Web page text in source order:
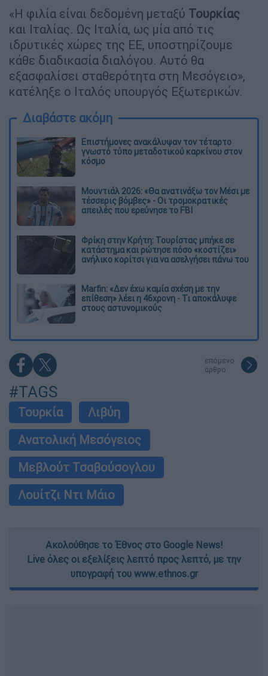
«Η φιλία είναι δεδομένη μεταξύ Τουρκίας
και Ιταλίας. Ως Ιταλία, ως μία από τις
ιδρυτικές χώρες της ΕΕ, υποστηρίζουμε
κάθε διαδικασία διαλόγου. Αυτό θα
εξασφαλίσει σταθερότητα στη Μεσόγειο»,
κατέληξε ο Ιταλός υπουργός Εξωτερικών.
Διαβάστε ακόμη
Επιστήμονες ανακάλυψαν τον τέταρτο
γνωστό τύπο μεταδοτικού καρκίνου στον
κόσμο
Μουντιάλ 2026: «Θα ανατινάξω τον Μέσι με
τέσσερις βόμβες» - Οι τρομοκρατικές
απειλές που ερεύνησε το FBI
Φρίκη στην Κρήτη: Τουρίστας μπήκε σε
κατάστημα και ρώτησε πόσο «κοστίζει»
ανήλικο κορίτσι για να ασελγήσει πάνω του
Marfin: «Δεν έχω καμία σχέση με την
επίθεση» λέει η 46χρονη - Τι αποκάλυψε
στους αστυνομικούς
επόμενο
άρθρο
#TAGS
Τουρκία
Λιβύη
Ανατολική Μεσόγειος
Μεβλούτ Τσαβούσογλου
Λουίτζι Ντι Μάιο
Ακολούθησε το Έθνος στο Google News!
Live όλες οι εξελίξεις λεπτό προς λεπτό, με την
υπογραφή του www.ethnos.gr